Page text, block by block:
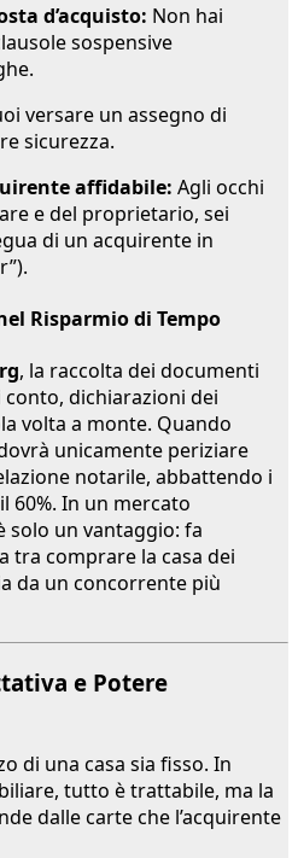
d’acquisto: Non hai
sospensive
versare un assegno di
sicurezza.
affidabile: Agli occhi
e del proprietario, sei
di un acquirente in
Risparmio di Tempo
, la raccolta dei documenti
dichiarazioni dei
volta a monte. Quando
unicamente periziare
notarile, abbattendo i
60%. In un mercato
solo un vantaggio: fa
tra comprare la casa dei
da un concorrente più
e Potere
di una casa sia fisso. In
tutto è trattabile, ma la
dalle carte che l’acquirente